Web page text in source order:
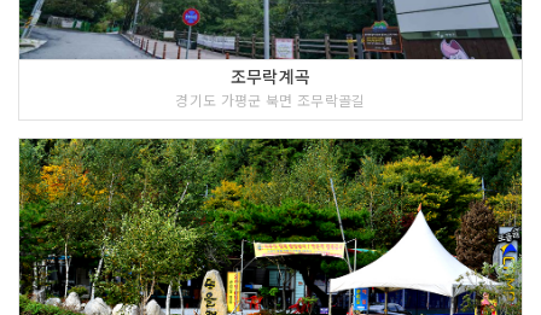
조무락계곡
경기도 가평군 북면 조무락골길